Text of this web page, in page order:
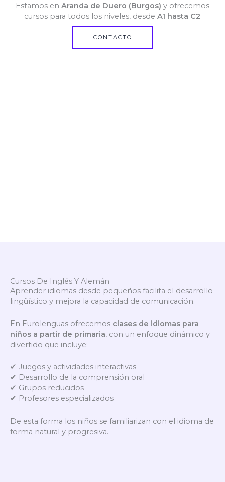
Estamos en Aranda de Duero (Burgos) y ofrecemos
cursos para todos los niveles, desde A1 hasta C2
CONTACTO
Cursos De Inglés Y Alemán
Aprender idiomas desde pequeños facilita el desarrollo
lingüístico y mejora la capacidad de comunicación.
En Eurolenguas ofrecemos clases de idiomas para
niños a partir de primaria, con un enfoque dinámico y
divertido que incluye:
✔ Juegos y actividades interactivas
✔ Desarrollo de la comprensión oral
✔ Grupos reducidos
✔ Profesores especializados
De esta forma los niños se familiarizan con el idioma de
forma natural y progresiva.